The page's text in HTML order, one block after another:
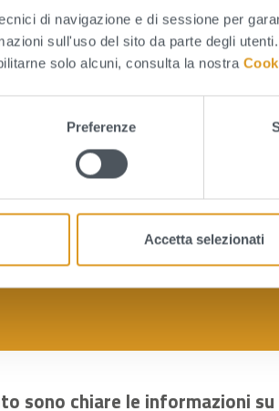
di navigazione e di sessione per
sull'uso del sito da parte degli
solo alcuni, consulta la nostra
Preferenze
Accetta selezionati
Avviso Pubblico (252 KB - pdf)
Allegato 1 - Domanda di partecipazione (21
Allegato 2 - Informativa e autorizzazione
Commissariale n.52 del 27.01.2026
sono chiare le informazioni